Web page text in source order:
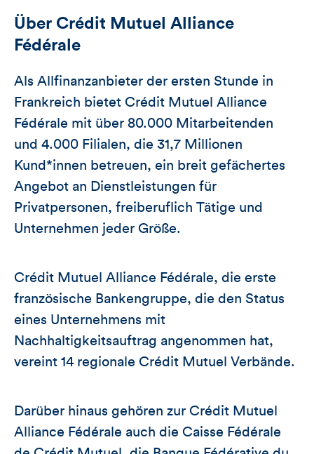
Über Crédit Mutuel Alliance
Fédérale
Als Allfinanzanbieter der ersten Stunde in
Frankreich bietet Crédit Mutuel Alliance
Fédérale mit über 80.000 Mitarbeitenden
und 4.000 Filialen, die 31,7 Millionen
Kund*innen betreuen, ein breit gefächertes
Angebot an Dienstleistungen für
Privatpersonen, freiberuflich Tätige und
Unternehmen jeder Größe.
Crédit Mutuel Alliance Fédérale, die erste
französische Bankengruppe, die den Status
eines Unternehmens mit
Nachhaltigkeitsauftrag angenommen hat,
vereint 14 regionale Crédit Mutuel Verbände.
Darüber hinaus gehören zur Crédit Mutuel
Alliance Fédérale auch die Caisse Fédérale